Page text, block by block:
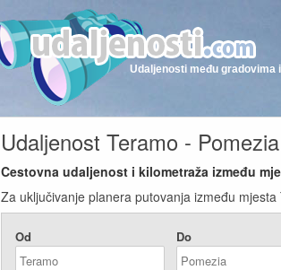
Udaljenosti među gradovima
Udaljenost Teramo - Pomezia
Cestovna udaljenost i kilometraža između
Za uključivanje planera putovanja između
Od Do